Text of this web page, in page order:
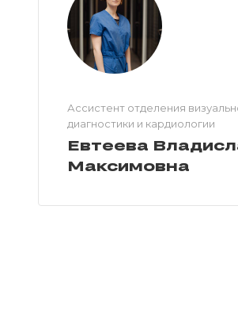
Ассистент отделения
диагностики и кардиологии
Евтеева
Максимовна